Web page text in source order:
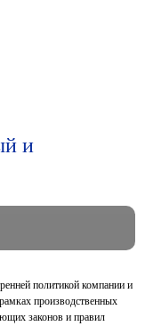
и
политикой компании и
производственных
законов и правил